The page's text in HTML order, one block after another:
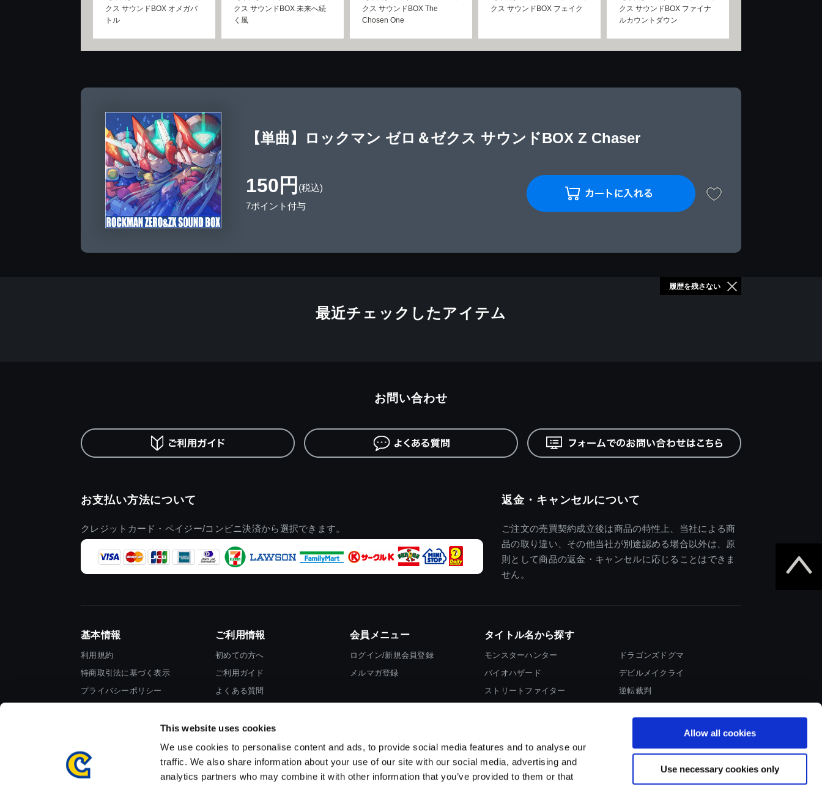
This website uses cookies
We use cookies to personalise content and ads, to provide social media features and to analyse our
traffic. We also share information about your use of our site with our social media, advertising and
analytics partners who may combine it with other information that you’ve provided to them or that
Allow all cookies
Use necessary cookies only
クス サウンドBOX オメガバ
トル
クス サウンドBOX 未来へ続
く風
クス サウンドBOX The
Chosen One
クス サウンドBOX フェイク
クス サウンドBOX ファイナ
ルカウントダウン
【単曲】ロックマン ゼロ＆ゼクス サウンドBOX Z Chaser
150円 (税込)
7ポイント付与
最近チェックしたアイテム
履歴を残さない
お支払い方法について
クレジットカード・ペイジー/コンビニ決済から選択できます。
返金・キャンセルについて
ご注文の売買契約成立後は商品の特性上、当社による商
品の取り違い、その他当社が別途認める場合以外は、原
則として商品の返金・キャンセルに応じることはできま
せん。
お問い合わせ
基本情報
利用規約
特商取引法に基づく表示
プライバシーポリシー
ご利用情報
初めての方へ
ご利用ガイド
よくある質問
会員メニュー
ログイン/新規会員登録
メルマガ登録
タイトル名から探す
モンスターハンター
バイオハザード
ストリートファイター
ドラゴンズドグマ
デビルメイクライ
逆転裁判